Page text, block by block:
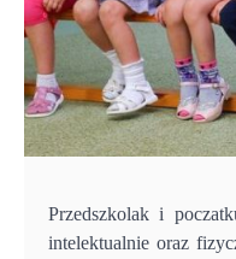
Przedszkolak i
intelektualnie oraz